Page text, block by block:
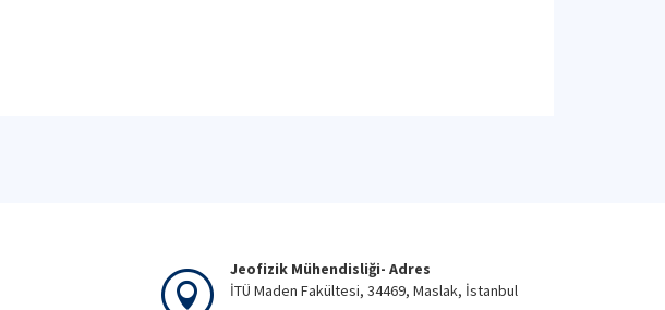
Jeofizik Mühendisliği- Adres
İTÜ Maden Fakültesi, 34469, Maslak, İstanbul